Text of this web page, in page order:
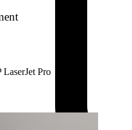
LaserJet Pro